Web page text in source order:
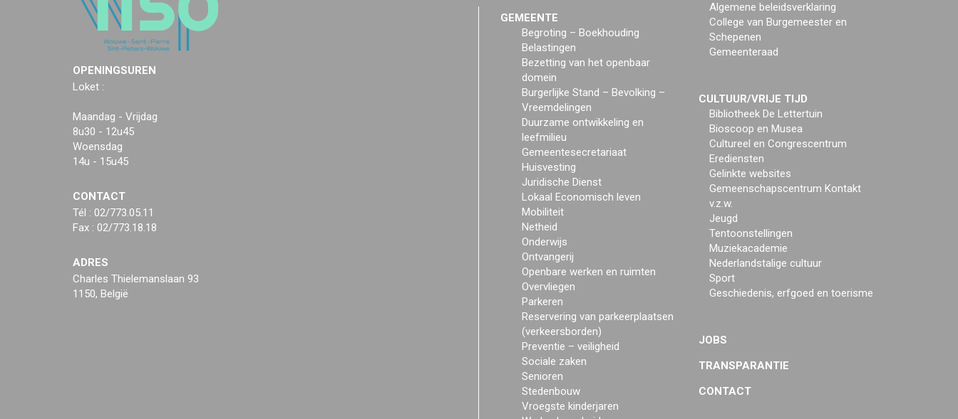
OPENINGSUREN
Loket :
Maandag - Vrijdag
8u30 - 12u45
Woensdag
14u - 15u45
CONTACT
Tél : 02/773.05.11
Fax : 02/773.18.18
ADRES
Charles Thielemanslaan 93
1150, België
GEMEENTE
Begroting – Boekhouding
Belastingen
Bezetting van het openbaar
domein
Burgerlijke Stand – Bevolking –
Vreemdelingen
Duurzame ontwikkeling en
leefmilieu
Gemeentesecretariaat
Huisvesting
Juridische Dienst
Lokaal Economisch leven
Mobiliteit
Netheid
Onderwijs
Ontvangerij
Openbare werken en ruimten
Overvliegen
Parkeren
Reservering van parkeerplaatsen
(verkeersborden)
Preventie – veiligheid
Sociale zaken
Senioren
Stedenbouw
Vroegste kinderjaren
Algemene beleidsverklaring
College van Burgemeester en
Schepenen
Gemeenteraad
CULTUUR/VRIJE TIJD
Bibliotheek De Lettertuin
Bioscoop en Musea
Cultureel en Congrescentrum
Erediensten
Gelinkte websites
Gemeenschapscentrum Kontakt
v.z.w.
Jeugd
Tentoonstellingen
Muziekacademie
Nederlandstalige cultuur
Sport
Geschiedenis, erfgoed en toerisme
JOBS
TRANSPARANTIE
CONTACT